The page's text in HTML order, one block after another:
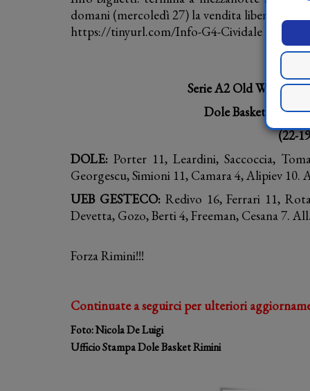
domani (mercoledì 27) la vendita libera su
https://tinyurl.com/Info-G4-Cividale
Serie A2 Old Wild
Dole Basket Rimini
(22-
DOLE: Porter 11, Leardini, Saccoccia,
Georgescu, Simioni 11, Camara 4, Alipiev 10.
UEB GESTECO:Redivo 16, Ferrari 11,
Devetta, Gozo, Berti 4, Freeman, Cesana 7.
Forza Rimini!!!
Continuate a seguirci per ulteriori
Foto: Nicola De Luigi
Ufficio Stampa Dole Basket Rimini